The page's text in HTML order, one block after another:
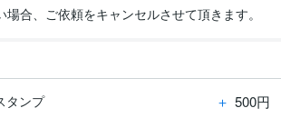
合、ご依頼をキャンセルさせて頂きます。
タンプ ＋ 500円